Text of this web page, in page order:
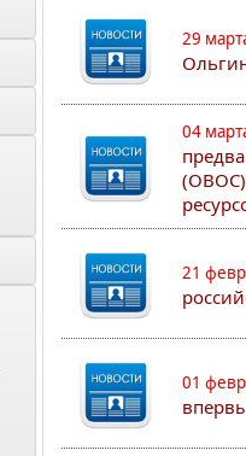
29
04
21
01